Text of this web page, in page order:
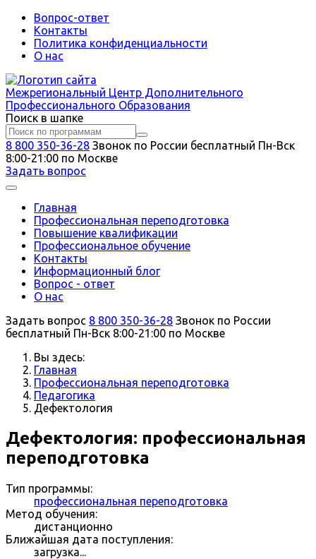
Вопрос-ответ
Контакты
Политика конфиденциальности
О нас
Межрегиональный Центр Дополнительного
Профессионального Образования
Поиск в шапке
8 800 350-36-28 Звонок по России бесплатный Пн-Вск
8:00-21:00 по Москве
Задать вопрос
Главная
Профессиональная переподготовка
Повышение квалификации
Профессиональное обучение
Контакты
Информационный блог
Вопрос - ответ
О нас
Задать вопрос 8 800 350-36-28 Звонок по России
бесплатный Пн-Вск 8:00-21:00 по Москве
Вы здесь:
Главная
Профессиональная переподготовка
Педагогика
Дефектология
Дефектология: профессиональная
переподготовка
Тип программы:
профессиональная переподготовка
Метод обучения:
дистанционно
Ближайшая дата поступления:
загрузка...